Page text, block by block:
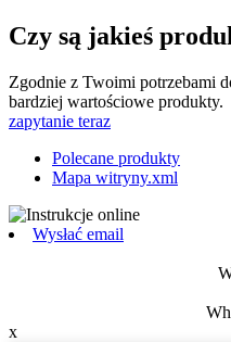
Czy są jakieś
Zgodnie z Twoimi potrzebami
bardziej wartościowe produkty.
zapytanie teraz
Polecane produkty
Mapa witryny.xml
Wysłać email
x